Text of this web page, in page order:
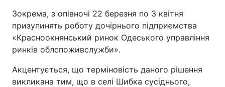
Зокрема, з опівночі 22 березня по 3 квітня
призупинять роботу дочірнього підприємства
«Красноокнянський ринок Одеського управління
ринків облспоживслужби».
Акцентується, що терміновість даного рішення
викликана тим, що в селі Шибка сусіднього,